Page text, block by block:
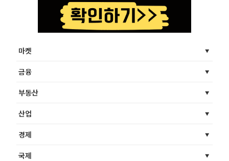
마켓
금융
부동산
산업
경제
국제